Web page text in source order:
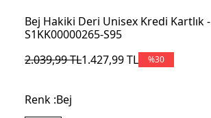
Bej Hakiki Deri Unisex Kredi Kartlık -
S1KK00000265-S95
2.039,99TL1.427,99TL %30
Renk :Bej